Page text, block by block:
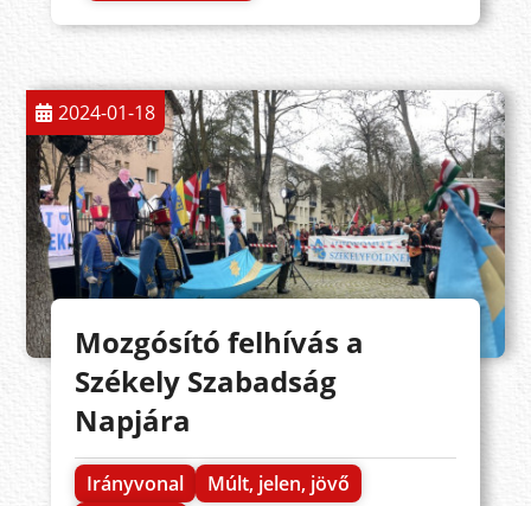
2024-01-18
Mozgósító felhívás a
Székely Szabadság
Napjára
Irányvonal
Múlt, jelen, jövő